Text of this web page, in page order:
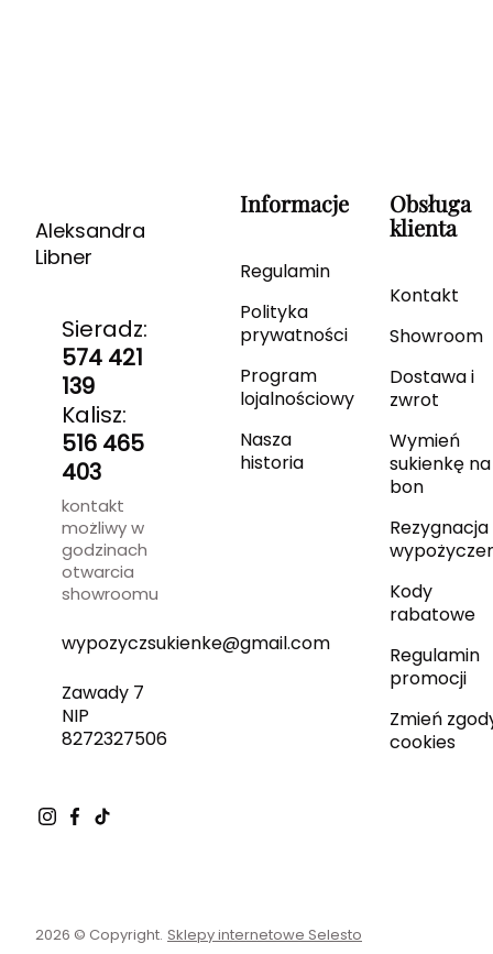
Aleksandra
Libner
Sieradz:
574 421
139
Kalisz:
516 465
403
kontakt
możliwy w
godzinach
otwarcia
showroomu
wypozyczsukienke@gmail.com
Zawady 7
NIP
8272327506
Informacje
Regulamin
Polityka
prywatności
Program
lojalnościowy
Nasza
historia
Obsługa
klienta
Kontakt
Showroom
Dostawa i
zwrot
Wymień
sukienkę na
bon
Rezygnacja
Kody
rabatowe
Regulamin
promocji
Zmień
cookies
2026 © Copyright. Sklepy internetowe Selesto